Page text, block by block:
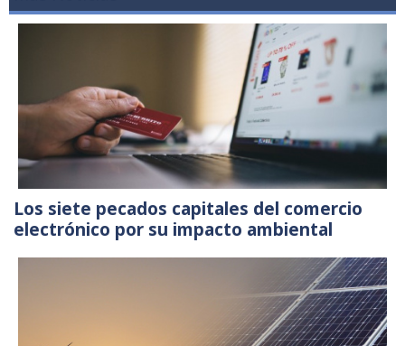
Los siete pecados capitales del comercio
electrónico por su impacto ambiental